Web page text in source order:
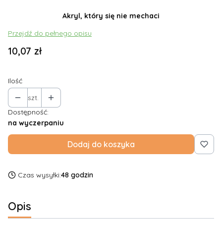
Akryl, który się nie mechaci
Przejdź do pełnego opisu
Cena
10,07 zł
Ilość
szt.
Dostępność:
na wyczerpaniu
Dodaj do koszyka
Czas wysyłki:48 godzin
Opis